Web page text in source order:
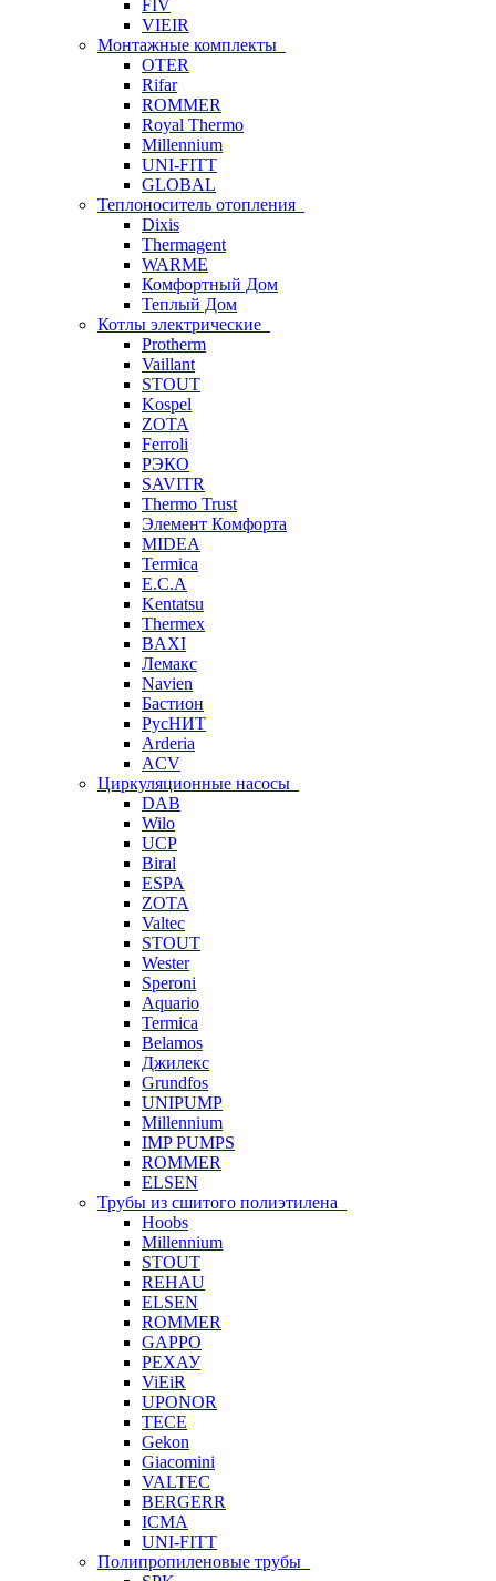
FIV
VIEIR
Монтажные комплекты
OTER
Rifar
ROMMER
Royal Thermo
Millennium
UNI-FITT
GLOBAL
Теплоноситель отопления
Dixis
Thermagent
WARME
Комфортный Дом
Теплый Дом
Котлы электрические
Protherm
Vaillant
STOUT
Kospel
ZOTA
Ferroli
РЭКО
SAVITR
Thermo Trust
Элемент Комфорта
MIDEA
Termica
E.C.A
Kentatsu
Thermex
BAXI
Лемакс
Navien
Бастион
РусНИТ
Arderia
ACV
Циркуляционные насосы
DAB
Wilo
UCP
Biral
ESPA
ZOTA
Valtec
STOUT
Wester
Speroni
Aquario
Termica
Belamos
Джилекс
Grundfos
UNIPUMP
Millennium
IMP PUMPS
ROMMER
ELSEN
Трубы из сшитого полиэтилена
Hoobs
Millennium
STOUT
REHAU
ELSEN
ROMMER
GAPPO
РЕХАУ
ViEiR
UPONOR
TECE
Gekon
Giacomini
VALTEC
BERGERR
ICMA
UNI-FITT
Полипропиленовые трубы